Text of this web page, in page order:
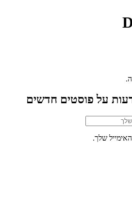
על פוסטים חדשים
שלך.